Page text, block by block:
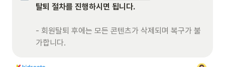
탈퇴 절차를 진행하시면 됩니다.
- 회원탈퇴 후에는 모든 콘텐츠가 삭제되며 복구가 불
가합니다.